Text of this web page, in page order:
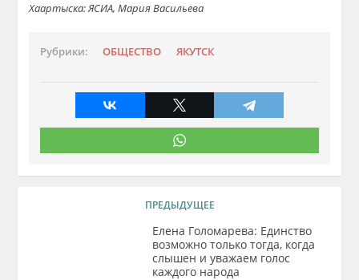
Хаартыска: ЯСИА, Мария Васильева
Рубрики: ОБЩЕСТВО ЯКУТСК
ПРЕДЫДУЩЕЕ
Елена Голомарева: Единство
возможно только тогда, когда
слышен и уважаем голос
каждого народа